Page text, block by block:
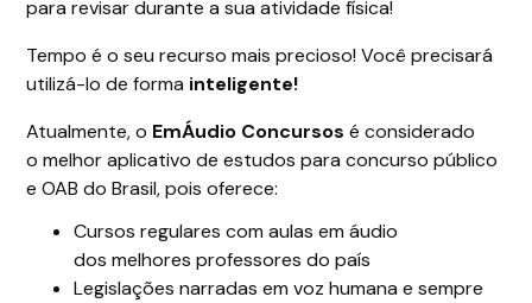
para revisar durante a sua atividade física!
Tempo é o seu recurso mais precioso! Você precisará
utilizá-lo de forma inteligente!
Atualmente, o EmÁudio Concursos é considerado
o melhor aplicativo de estudos para concurso público
e OAB do Brasil, pois oferece:
Cursos regulares com aulas em áudio
dos melhores professores do país
Legislações narradas em voz humana e sempre